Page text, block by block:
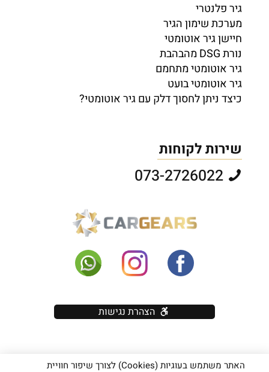
גיר פלנטרי
מערכת שימון הגיר
חיישן גיר אוטומטי
נורת DSG מהבהבת
גיר אוטומטי מתחמם
גיר אוטומטי בועט
כיצד ניתן לחסוך דלק עם גיר אוטומטי?
שירות לקוחות
הצהרת נגישות
כל הזכויות שמורות יוראי בראון בע"מ - אין להעתיק תוכן (טקסט ותמונות)
האתר משתמש בעוגיות (Cookies) לצורך שיפור חוויית